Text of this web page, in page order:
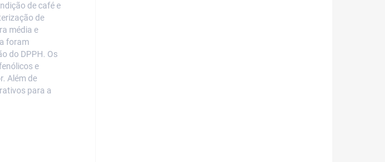
de café e
de
média e
foram
do DPPH. Os
e
Além de
para a